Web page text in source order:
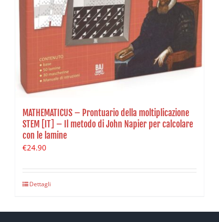
MATHEMATICUS – Prontuario della moltiplicazione
STEM [IT] – Il metodo di John Napier per calcolare
con le lamine
€24.90
Dettagli